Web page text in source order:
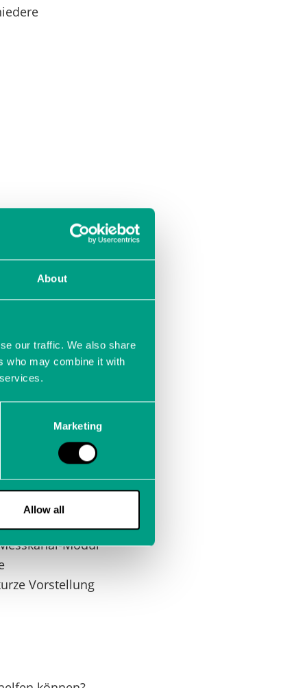
About
our traffic. We also share
who may combine it with
Marketing
Allow all
spezifischen
in jede
einen
ohne
Menge an
hinaus können
Störeinflüssen
MHz machen
Modul
Vorstellung